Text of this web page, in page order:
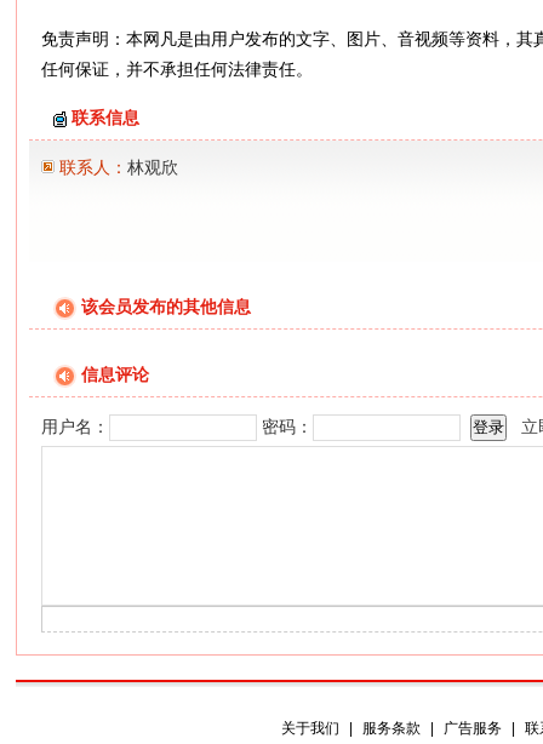
免责声明：本网凡是由用户发布的文字、图片、音视频等资料，
任何保证，并不承担任何法律责任。
联系信息
联系人： 林观欣
该会员发布的其他信息
信息评论
用户名： 密码： 立
关于我们 服务条款 广告服务
联